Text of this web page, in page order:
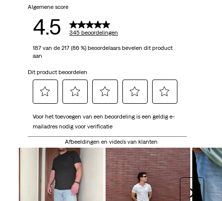
345
beoordelingen
Algemene score
4.5 345 beoordelingen
187 van de 217 (86 %) beoordelaars bevelen dit product
aan
Dit product beoordelen
om
het
beoordelen
om
het
artikel
te
beoordelen
met
sterren.
om
het
artikel
beoordelen
met
sterren.
om
artikel
te
beoordelen
met
4
sterren.
om
artikel
te
beoordelen
met
sterren.
Voor het toevoegen van een beoordeling is een geldig e-
mailadres nodig voor verificatie
Afbeeldingen en video's van klanten